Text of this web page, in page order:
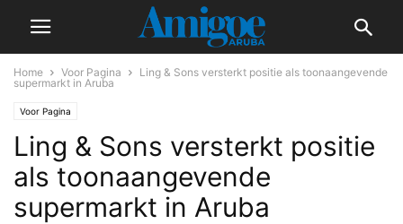
Home Voor Pagina
Ling & Sons versterkt positie als toonaangevende
supermarkt in Aruba
Voor Pagina
Ling & Sons versterkt positie
als toonaangevende
supermarkt in Aruba